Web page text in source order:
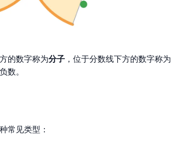
的数字称为分子 ，位于分数线下方的数字称为
数。
常见类型：